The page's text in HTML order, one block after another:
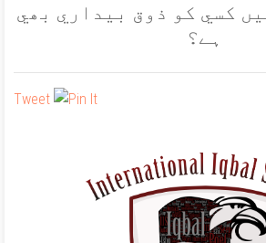
کسي کو ذوق بيداري بھي
ہے؟
Tweet